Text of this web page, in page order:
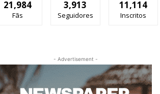
21,984
Fãs
3,913
Seguidores
11,114
Inscritos
- Advertisement -